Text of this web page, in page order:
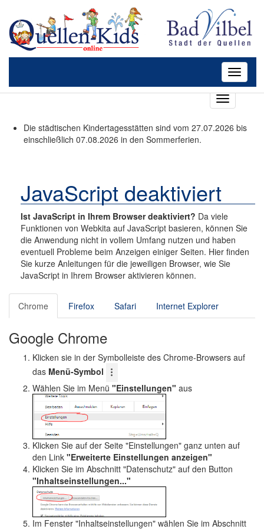
Toggle
Die städtischen Kindertagesstätten sind vom 27.07.2026 bis
einschließlich 07.08.2026 in den Sommerferien.
JavaScript deaktiviert
Ist JavaScript in Ihrem Browser deaktiviert? Da viele
Funktionen von Webkita auf JavaScript basieren, können Sie
die Anwendung nicht in vollem Umfang nutzen und haben
eventuell Probleme beim Anzeigen einiger Seiten. Hier finden
Sie kurze Anleitungen für die jeweiligen Browser, wie Sie
JavaScript in Ihrem Browser aktivieren können.
T
o
g
i
g
a
t
i
o
Chrome Firefox Safari Internet Explorer
Google Chrome
Klicken sie in der Symbolleiste des Chrome-Browsers auf
das Menü-Symbol
Wählen Sie im Menü "Einstellungen" aus
Klicken Sie auf der Seite "Einstellungen" ganz unten auf
den Link "Erweiterte Einstellungen anzeigen"
Klicken Sie im Abschnitt "Datenschutz" auf den Button
"Inhaltseinstellungen..."
Im Fenster "Inhaltseinstellungen" wählen Sie im Abschnitt